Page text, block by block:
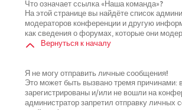
Что означает ссылка «Наша команда»?
На этой странице вы найдёте список
модераторов конференции и другую
как сведения о форумах, которые они
Вернуться к началу
Я не могу отправить личные сообщения!
Это может быть вызвано тремя причинами:
зарегистрированы и/или не вошли на
администратор запретил отправку личных